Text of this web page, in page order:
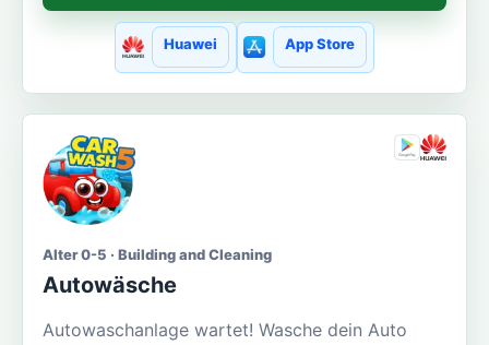
Huawei App Store
Alter 0-5 · Building and Cleaning
Autowäsche
Autowaschanlage wartet! Wasche dein Auto